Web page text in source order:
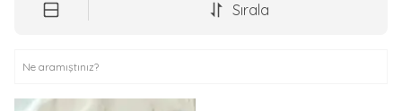
Sırala